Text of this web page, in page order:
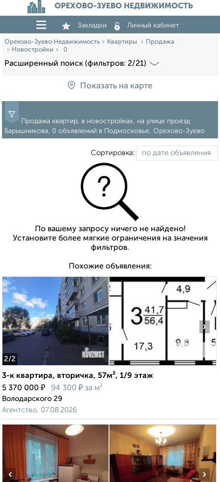
ОРЕХОВО-ЗУЕВО НЕДВИЖИМОСТЬ
Закладки Личный кабинет
Орехово-Зуево Недвижимость Квартиры
Продажа
Новостройки
0
Расширенный поиск (фильтров: 2/21)
Показать на карте
Продажа квартир, в новостройках, на улице проезд
Барышникова, 0 объявлений в Подмосковье, Орехово-Зуево
Сортировка:
По вашему запросу ничего не найдено!
Установите более мягкие ограничения на значения
фильтров.
Похожие объявления:
2/2
‹ ›
3-к квартира, вторичка, 57м², 1/9 этаж
5 370 000 ₽ 94 300 ₽ за м²
Володарского 29
Агентство, 07.08.2026
‹ ›